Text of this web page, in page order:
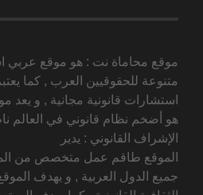
موقع محاماة نت : هو موقع عربي
متنوعة للحقوقيين العرب , كما
استشارات قانونية مجانية , و يعد
هو أضخم نظام قانوني في العالم
الإشراف القانوني : يدير
الموقع طاقم عمل متخصص من
جميع الدول العربية , و يهدف